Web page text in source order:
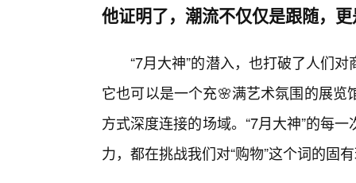
他证明了，潮流不仅仅是跟随，
“7月大神”的潜入，也打破了人们
它也可以是一个充🌸满艺术氛围的展
方式深度连接的场域。“7月大神”的每
力，都在挑战我们对“购物”这个词的固